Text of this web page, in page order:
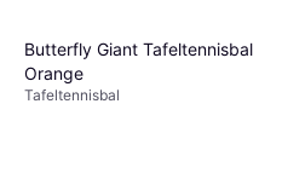
Butterfly Giant Tafeltennisbal
Orange
Tafeltennisbal